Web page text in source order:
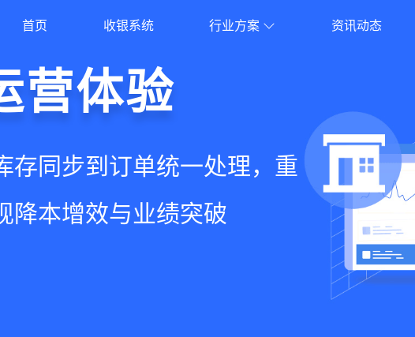
首页 收银系统 行业方案 资讯动态
用店易
员增长+小程序商城，一套
绩增长难题
营体验
存同步到订单统一处理，重
降本增效与业绩突破
员增长
销到优惠券互通，驱动私域
升忠诚度和营销效果
意边界
引流到线下售后，打通全域
界，提升顾客体验